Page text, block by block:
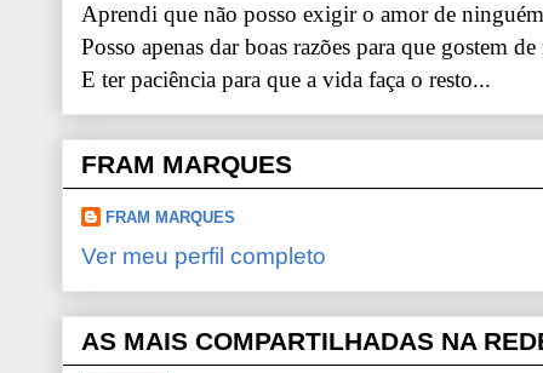
Aprendi que não posso exigir o amor de
Posso apenas dar boas razões para que gostem
E ter paciência para que a vida faça o resto...
FRAM MARQUES
FRAM MARQUES
Ver meu perfil completo
AS MAIS COMPARTILHADAS NA